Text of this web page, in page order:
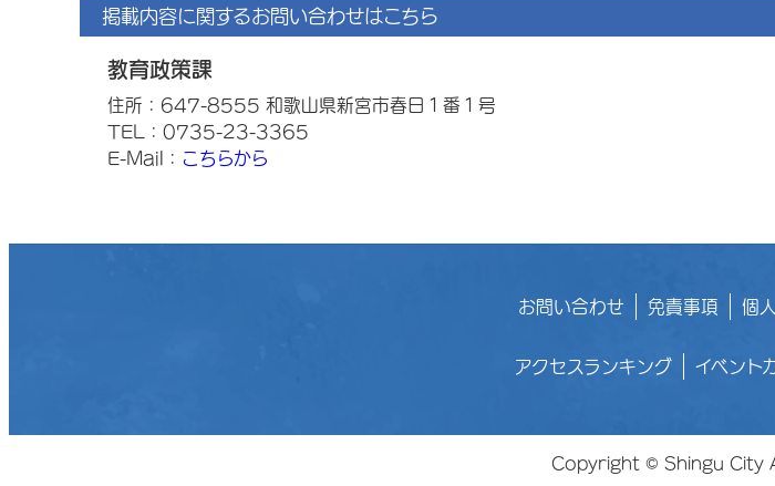
掲載内容に関するお問い合わせはこちら
教育政策課
住所：647-8555 和歌山県新宮市春日１番１号
TEL：0735-23-3365
E-Mail： こちらから
お問い合わせ 免責事項 個
アクセスランキング イベント
Copyright © Shingu City